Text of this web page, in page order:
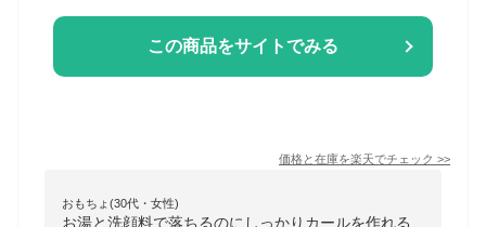
この商品をサイトでみる
価格と在庫を楽天でチェック >>
おもちょ(30代・女性)
お湯と洗顔料で落ちるのにしっかりカールを作れる